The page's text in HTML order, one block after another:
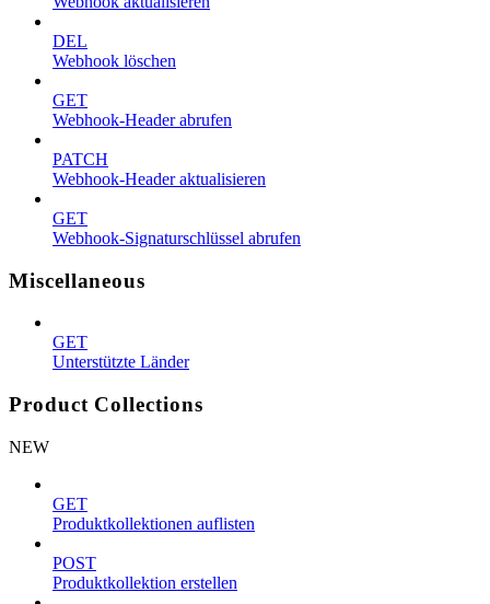
DEL
Webhook löschen
GET
Webhook-Header abrufen
PATCH
Webhook-Header aktualisieren
GET
Webhook-Signaturschlüssel abrufen
Miscellaneous
GET
Unterstützte Länder
Product Collections
NEW
GET
Produktkollektionen auflisten
POST
Produktkollektion erstellen